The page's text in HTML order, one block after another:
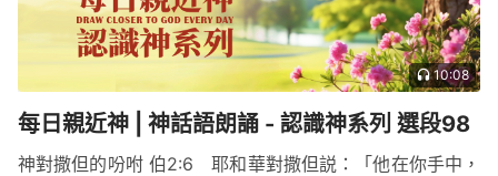
10:08
每日親近神 | 神話語朗誦 - 認識神系列 選段98
神對撒但的吩咐 伯2:6 耶和華對撒但説：「他在你手中，